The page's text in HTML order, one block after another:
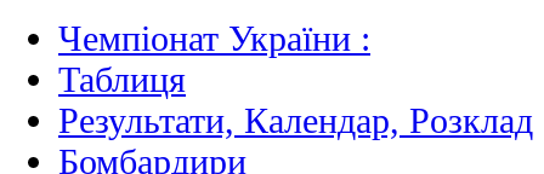
Чемпіонат України :
Таблиця
Результати, Календар, Poзклад
Бомбардири